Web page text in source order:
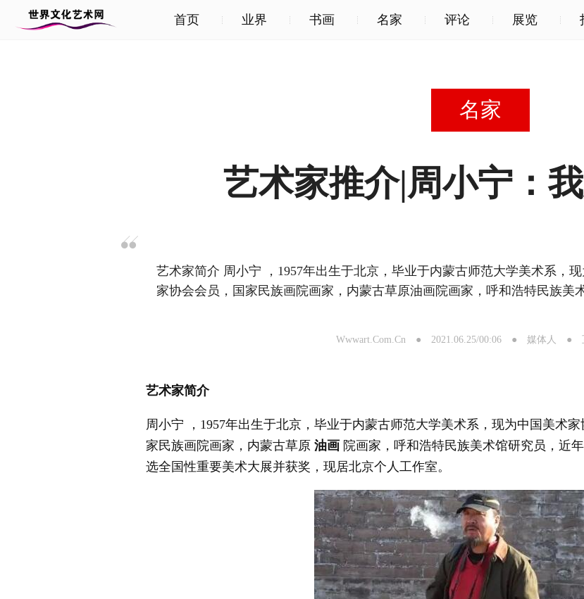
首页 业界 书画 名家 评论 展览
名家
艺术家推介|周小宁：
艺术家简介 周小宁 ，1957年出生于北京，毕业于内蒙古师范大学美术系，
家协会会员，国家民族画院画家，内蒙古草原油画院画家，呼和浩特民族美
Wwwart.Com.Cn ● 2021.06.25/00:06 ● 媒体人 ●
艺术家简介
周小宁 ，1957年出生于北京，毕业于内蒙古师范大学美术系，现为中国美术
家民族画院画家，内蒙古草原 油画 院画家，呼和浩特民族美术馆研究员，近
选全国性重要美术大展并获奖，现居北京个人工作室。